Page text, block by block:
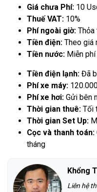
Giá chưa Phí: 10
Thuế VAT: 10%
Phí ngoài giờ: Thỏa
Tiền điện: Theo giá
Tiền nước: Miễn phí
Tiền điện lạnh: Đã
Phí xe máy:
Phí xe hơi: Gửi bên
Thời gian thuê: Tối
Thời gian Set Up:
Cọc và thanh toán:
tháng
Khổng
Liên hệ